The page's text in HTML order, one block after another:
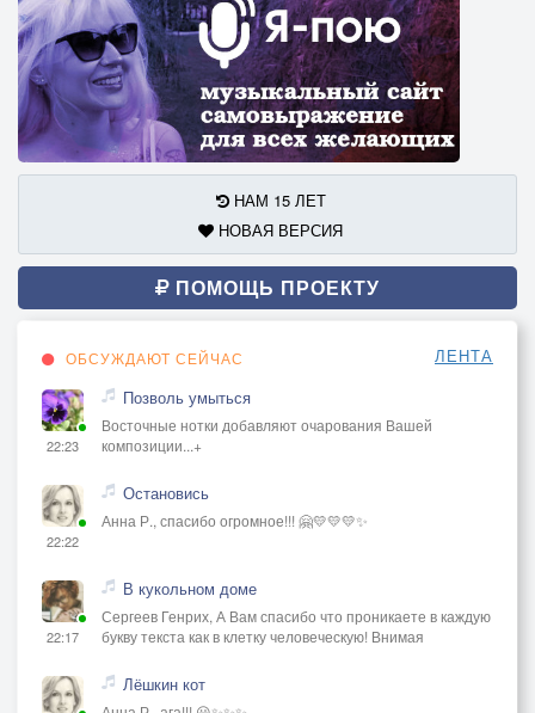
НАМ 15 ЛЕТ
НОВАЯ ВЕРСИЯ
ПОМОЩЬ ПРОЕКТУ
ОБСУЖДАЮТ СЕЙЧАС ЛЕНТА
22:23
Позволь умыться
Восточные нотки добавляют очарования Вашей
композиции...+
22:22
Остановись
Анна Р., спасибо огромное!!! 🤗💛💛💛✨
22:17
В кукольном доме
Сергеев Генрих, А Вам спасибо что проникаете в каждую
букву текста как в клетку человеческую! Внимая
Лёшкин кот